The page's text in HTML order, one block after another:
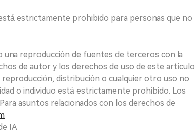
estrictamente prohibido para personas que no
reproducción de fuentes de terceros con la
de autor y los derechos de uso de este artículo
distribución o cualquier otro uso no
o individuo está estrictamente prohibido. Los
asuntos relacionados con los derechos de
IA